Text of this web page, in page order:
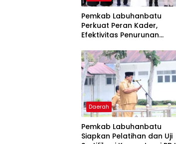
Pemkab Labuhanbatu
Perkuat Peran Kader,
Efektivitas Penurunan
Tantangan Bersama
Daerah
Pemkab Labuhanbatu
Siapkan Pelatihan dan Uji